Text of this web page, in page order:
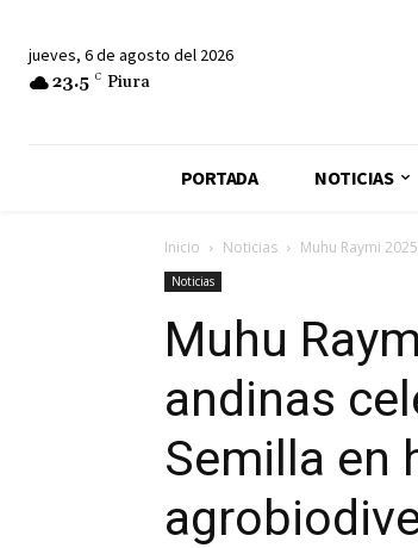
jueves, 6 de agosto del 2026
23.5 C Piura
PORTADA NOTICIAS
Inicio Noticias Muhu Raymi
Noticias
Muhu
andinas
Semilla en